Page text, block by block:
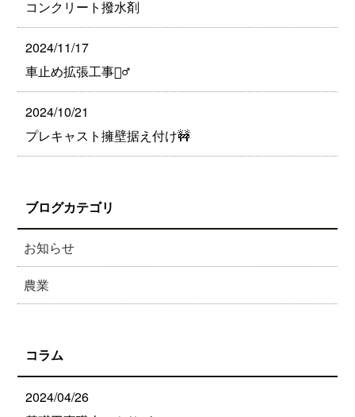
コンクリート撥水剤
2024/11/17
車止め拡張工事👷‍♂️
2024/10/21
プレキャスト擁壁据え付け🚧
ブログカテゴリ
お知らせ
農業
コラム
2024/04/26